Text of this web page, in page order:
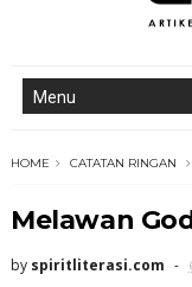
HOME CATATAN RINGAN
Melawan
by spiritliterasi.com